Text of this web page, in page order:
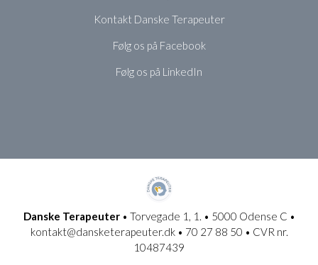
Kontakt Danske Terapeuter
Følg os på Facebook
Følg os på LinkedIn
Danske Terapeuter• Torvegade 1, 1. • 5000 Odense C •
kontakt@dansketerapeuter.dk • 70 27 88 50 • CVR nr.
10487439